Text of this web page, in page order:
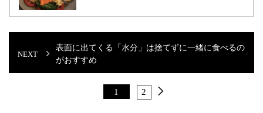
表面に出てくる「水分」は捨てずに一緒に食べるの
がおすすめ
1 2